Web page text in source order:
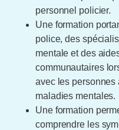
personnel policier.
Une formation
police, des
mentale et des
communautaires
avec les personnes
maladies mentales.
Une formation
comprendre les